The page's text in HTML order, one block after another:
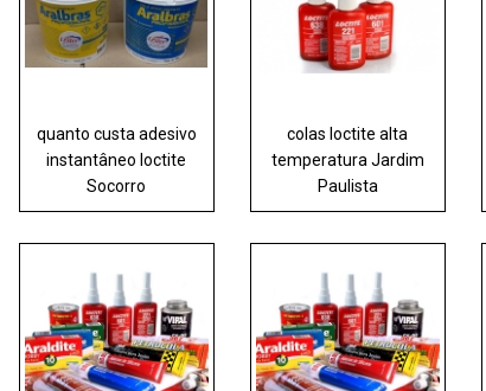
quanto custa adesivo
instantâneo loctite
Socorro
colas loctite alta
temperatura Jardim
Paulista